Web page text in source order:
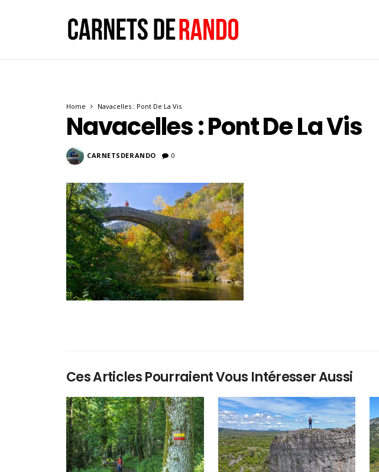
Home Navacelles : Pont De La Vis
Navacelles : Pont De La Vis
CARNETSDERANDO 0
Ces Articles Pourraient Vous Intéresser Aussi